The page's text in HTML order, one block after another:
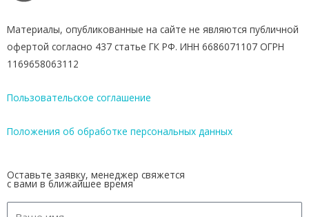
Материалы, опубликованные на сайте не являются публичной
офертой согласно 437 статье ГК РФ. ИНН 6686071107 ОГРН
1169658063112
Пользовательское соглашение
Положения об обработке персональных данных
Оставьте заявку, менеджер свяжется
с вами в ближайшее время